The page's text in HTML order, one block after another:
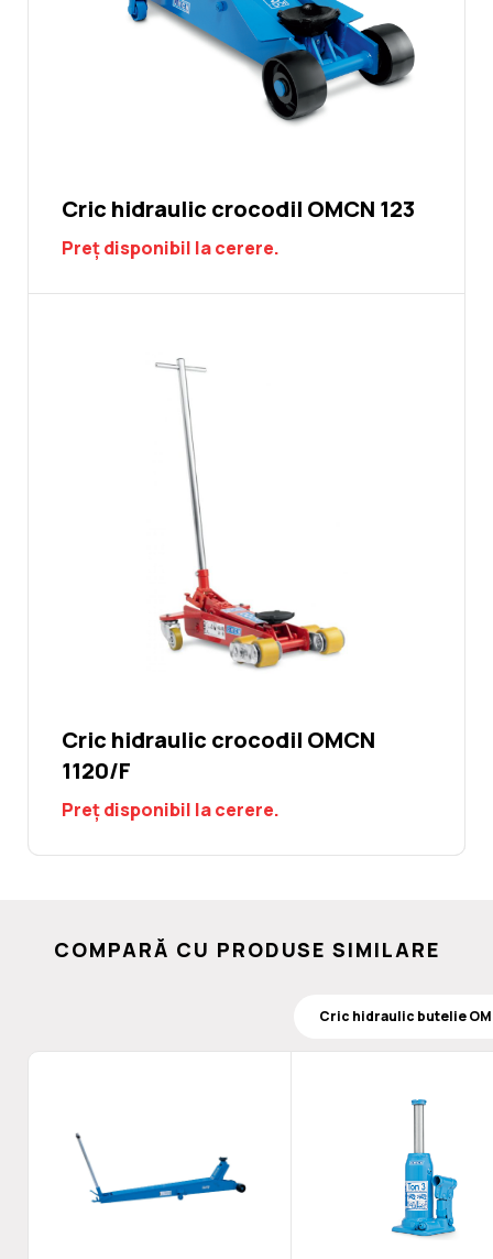
Cric hidraulic crocodil OMCN 123
Preț disponibil la cerere.
Cric hidraulic crocodil OMCN
1120/F
Preț disponibil la cerere.
COMPARĂ CU PRODUSE SIMILARE